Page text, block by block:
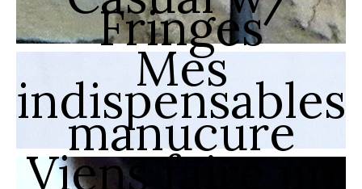
Fringes
Mes
indispensables
manucure
Viens faire un